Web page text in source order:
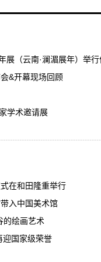
展（云南·澜湄展年）举
&开幕现场回顾
学术邀请展
在和田隆重举行
入中国美术馆
的绘画艺术
迎国家级荣誉